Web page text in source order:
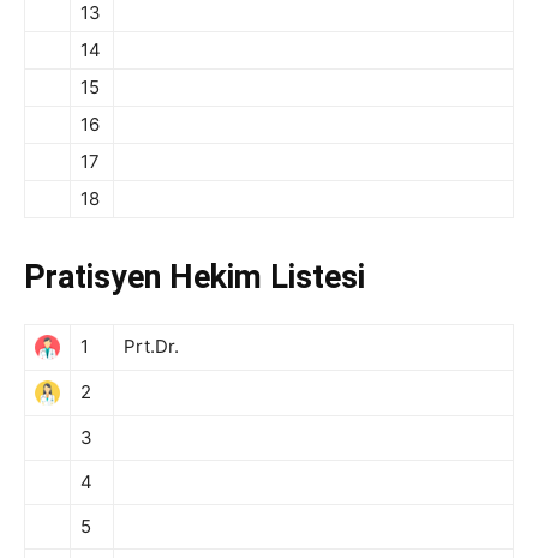
13
14
15
16
17
18
Pratisyen Hekim Listesi
1
Prt.Dr.
2
3
4
5